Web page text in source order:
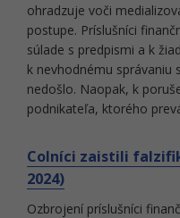
ohradzuje voči
postupe. Príslušníci
súlade s predpismi a k
k nevhodnému správaniu
nedošlo. Naopak, k
podnikateľa, ktorého
Colníci zaistili
2024)
Ozbrojení príslušníci